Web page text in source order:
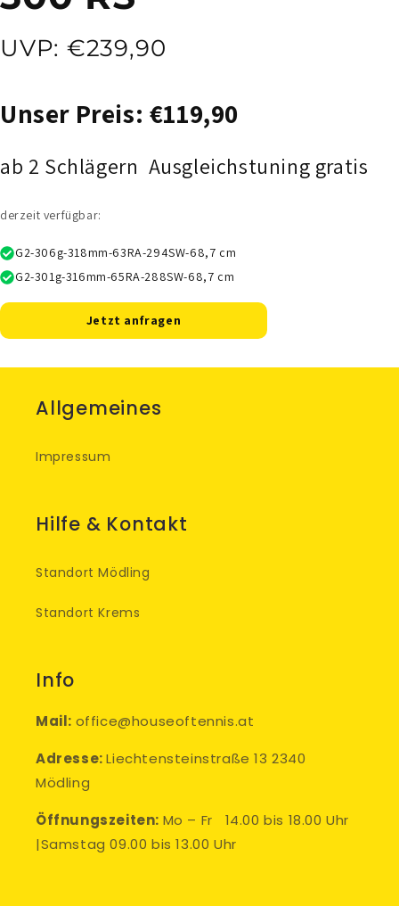
UVP: €239,90
Unser Preis: €119,90
ab 2 Schlägern Ausgleichstuning gratis
derzeit verfügbar:
G2-306g-318mm-63RA-294SW-68,7 cm
G2-301g-316mm-65RA-288SW-68,7 cm
Jetzt anfragen
Allgemeines
Impressum
Hilfe & Kontakt
Standort Mödling
Standort Krems
Info
Mail: office@houseoftennis.at
Adresse:Liechtensteinstraße 13 2340
Mödling
Öffnungszeiten: Mo – Fr 14.00 bis 18.00 Uhr
|Samstag 09.00 bis 13.00 Uhr